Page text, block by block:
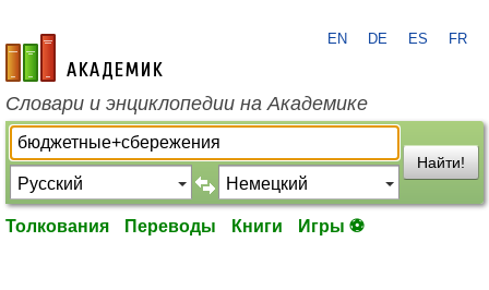
academic.ru
EN DE ES FR
Словари и энциклопедии на Академике
Найти!
Толкования Переводы Книги Игры ⚽